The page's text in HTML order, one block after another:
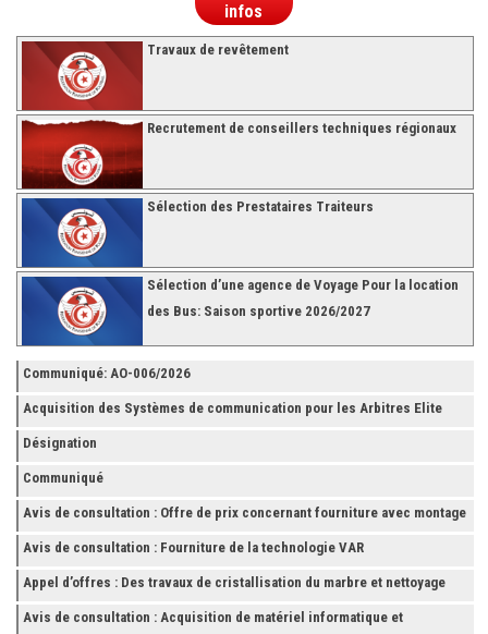
infos
Travaux de revêtement
Recrutement de conseillers techniques régionaux
Sélection des Prestataires Traiteurs
Sélection d’une agence de Voyage Pour la location
des Bus: Saison sportive 2026/2027
Communiqué: AO-006/2026
Acquisition des Systèmes de communication pour les Arbitres Elite
Désignation
Communiqué
Avis de consultation : Offre de prix concernant fourniture avec montage
et finition de RAYONNAGES pour la Fédération Tunisienne de Football
Avis de consultation : Fourniture de la technologie VAR
Appel d’offres : Des travaux de cristallisation du marbre et nettoyage
des grès
Avis de consultation : Acquisition de matériel informatique et